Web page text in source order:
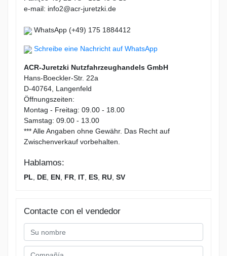
e-mail: info2@acr-juretzki.de
WhatsApp (+49) 175 1884412
Schreibe eine Nachricht auf WhatsApp
ACR-Juretzki Nutzfahrzeughandels GmbH
Hans-Boeckler-Str. 22a
D-40764, Langenfeld
Öffnungszeiten:
Montag - Freitag: 09.00 - 18.00
Samstag: 09.00 - 13.00
*** Alle Angaben ohne Gewähr. Das Recht auf
Zwischenverkauf vorbehalten.
Hablamos:
PL, DE, EN, FR, IT, ES, RU, SV
Contacte con el vendedor